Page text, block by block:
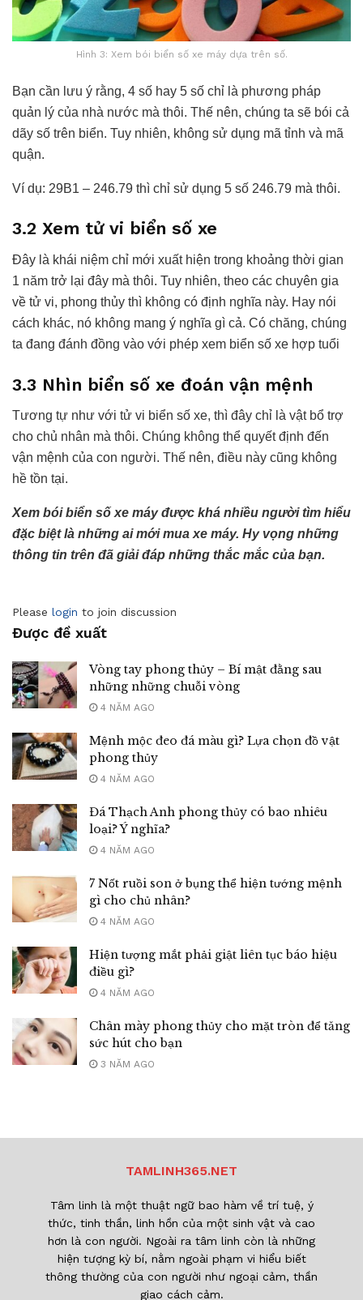
Hình 3: Xem bói biển số xe máy dựa trên số.
Bạn cần lưu ý rằng, 4 số hay 5 số chỉ là phương pháp
quản lý của nhà nước mà thôi. Thế nên, chúng ta sẽ bói cả
dãy số trên biển. Tuy nhiên, không sử dụng mã tỉnh và mã
quận.
Ví dụ: 29B1 – 246.79 thì chỉ sử dụng 5 số 246.79 mà thôi.
3.2 Xem tử vi biển số xe
Đây là khái niệm chỉ mới xuất hiện trong khoảng thời gian
1 năm trở lại đây mà thôi. Tuy nhiên, theo các chuyên gia
về tử vi, phong thủy thì không có định nghĩa này. Hay nói
cách khác, nó không mang ý nghĩa gì cả. Có chăng, chúng
ta đang đánh đồng vào với phép xem biển số xe hợp tuổi
3.3 Nhìn biển số xe đoán vận mệnh
Tương tự như với tử vi biển số xe, thì đây chỉ là vật bổ trợ
cho chủ nhân mà thôi. Chúng không thể quyết định đến
vận mệnh của con người. Thế nên, điều này cũng không
hề tồn tại.
Xem bói biển số xe máy được khá nhiều người tìm hiểu
đặc biệt là những ai mới mua xe máy. Hy vọng những
thông tin trên đã giải đáp những thắc mắc của bạn.
Please login to join discussion
Được đề xuất
Vòng tay phong thủy – Bí mật đằng sau
những những chuỗi vòng
4 NĂM AGO
Mệnh mộc đeo đá màu gì? Lựa chọn đồ vật
phong thủy
4 NĂM AGO
Đá Thạch Anh phong thủy có bao nhiêu
loại? Ý nghĩa?
4 NĂM AGO
7 Nốt ruồi son ở bụng thể hiện tướng mệnh
gì cho chủ nhân?
4 NĂM AGO
Hiện tượng mắt phải giật liên tục báo hiệu
điều gì?
4 NĂM AGO
Chân mày phong thủy cho mặt tròn để tăng
sức hút cho bạn
3 NĂM AGO
TAMLINH365.NET
Tâm linh là một thuật ngữ bao hàm về trí tuệ, ý
thức, tinh thần, linh hồn của một sinh vật và cao
hơn là con người. Ngoài ra tâm linh còn là những
hiện tượng kỳ bí, nằm ngoài phạm vi hiểu biết
thông thường của con người như ngoại cảm, thần
giao cách cảm.